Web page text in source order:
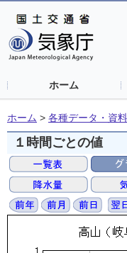
ホーム
ホーム > 各種データ・資料
１時間ごとの値